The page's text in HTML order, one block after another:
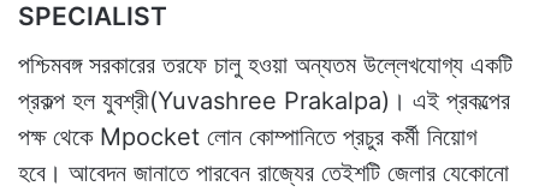
SPECIALIST
পশ্চিমবঙ্গ সরকারের তরফে চালু হওয়া অন্যতম উল্লেখযোগ্য একটি
প্রকল্প হল যুবশ্রী(Yuvashree Prakalpa)। এই প্রকল্পের
পক্ষ থেকে Mpocket লোন কোম্পানিতে প্রচুর কর্মী নিয়োগ
হবে। আবেদন জানাতে পারবেন রাজ্যের তেইশটি জেলার যেকোনো